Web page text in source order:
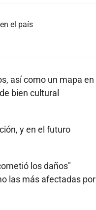
el país
así como un mapa en
bien cultural
y en el futuro
los daños"
las más afectadas por